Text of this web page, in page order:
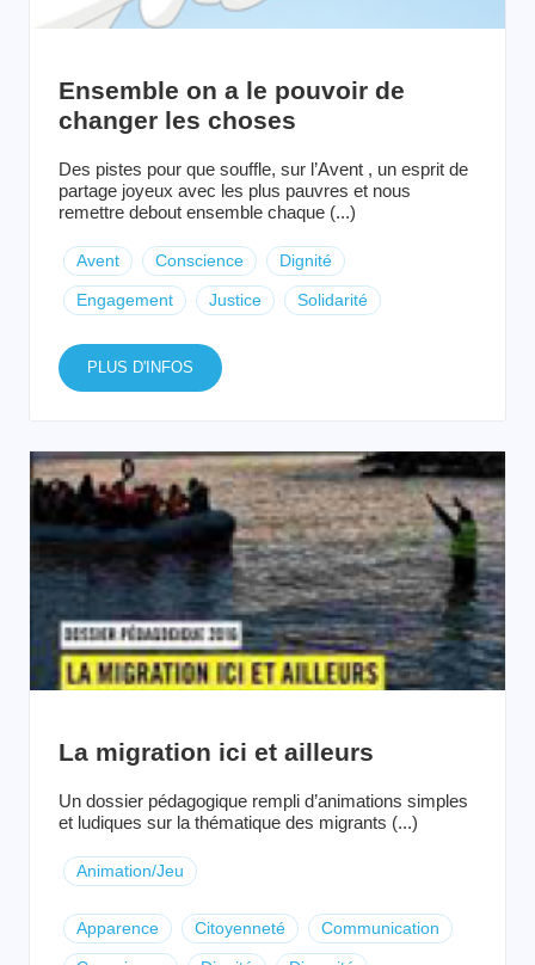
Ensemble on a le pouvoir de
changer les choses
Des pistes pour que souffle, sur l’Avent , un esprit de
partage joyeux avec les plus pauvres et nous
remettre debout ensemble chaque (...)
Avent Conscience Dignité
Engagement Justice Solidarité
PLUS D'INFOS
La migration ici et ailleurs
Un dossier pédagogique rempli d’animations simples
et ludiques sur la thématique des migrants (...)
Animation/Jeu
Apparence Citoyenneté Communication